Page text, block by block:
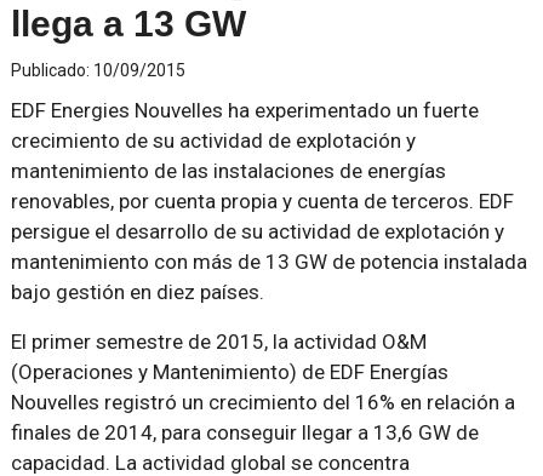
llega a 13 GW
Publicado: 10/09/2015
EDF Energies Nouvelles ha experimentado un fuerte
crecimiento de su actividad de explotación y
mantenimiento de las instalaciones de energías
renovables, por cuenta propia y cuenta de terceros. EDF
persigue el desarrollo de su actividad de explotación y
mantenimiento con más de 13 GW de potencia instalada
bajo gestión en diez países.
El primer semestre de 2015, la actividad O&M
(Operaciones y Mantenimiento) de EDF Energías
Nouvelles registró un crecimiento del 16% en relación a
finales de 2014, para conseguir llegar a 13,6 GW de
capacidad. La actividad global se concentra